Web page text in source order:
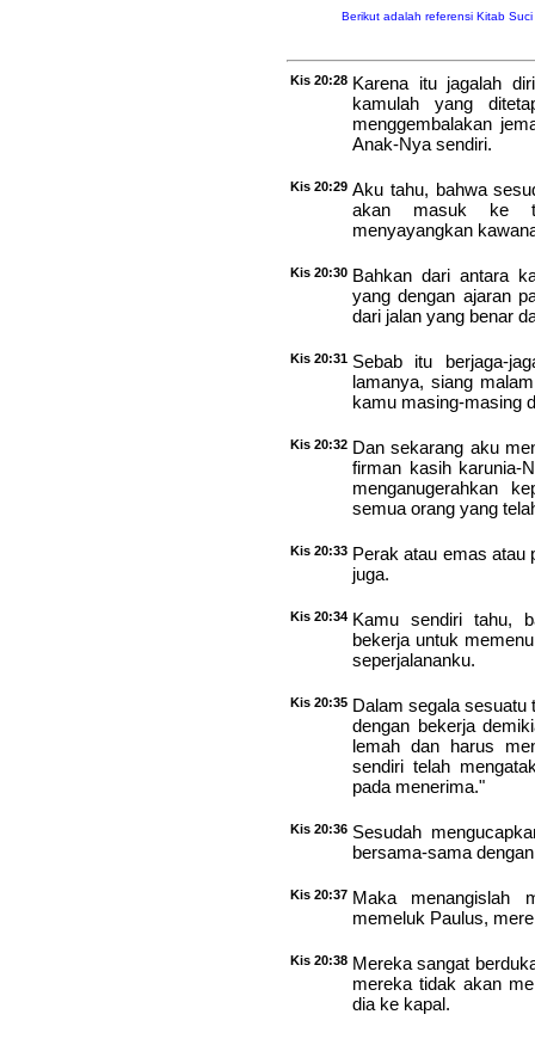
Berikut adalah referensi Kitab
Kis 20:28 Karena itu jagalah
kamulah yang
menggembalakan
Anak-Nya sendiri.
Kis 20:29 Aku tahu, bahwa
akan masuk ke
menyayangkan
Kis 20:30 Bahkan dari antara
yang dengan ajaran
dari jalan yang benar
Kis 20:31 Sebab itu berjaga-
lamanya, siang
kamu masing-masing
Kis 20:32 Dan sekarang aku
firman kasih karunia-
menganugerahkan
semua orang yang
Kis 20:33 Perak atau emas atau
juga.
Kis 20:34 Kamu sendiri tahu,
bekerja untuk
seperjalananku.
Kis 20:35 Dalam segala sesuatu
dengan bekerja
lemah dan harus
sendiri telah
pada menerima."
Kis 20:36 Sesudah
bersama-sama
Kis 20:37 Maka menangislah
memeluk Paulus,
Kis 20:38 Mereka sangat
mereka tidak akan
dia ke kapal.